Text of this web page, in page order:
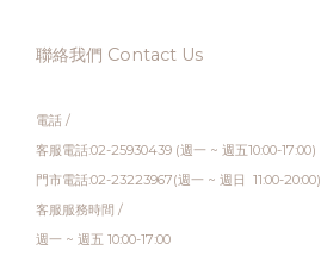
聯絡我們 Contact Us
電話 /
客服電話:02-25930439 (週一 ~ 週五10:00-17:00)
門市電話:02-23223967(週一 ~ 週日 11:00-20:00)
客服服務時間 /
週一 ~ 週五 10:00-17:00